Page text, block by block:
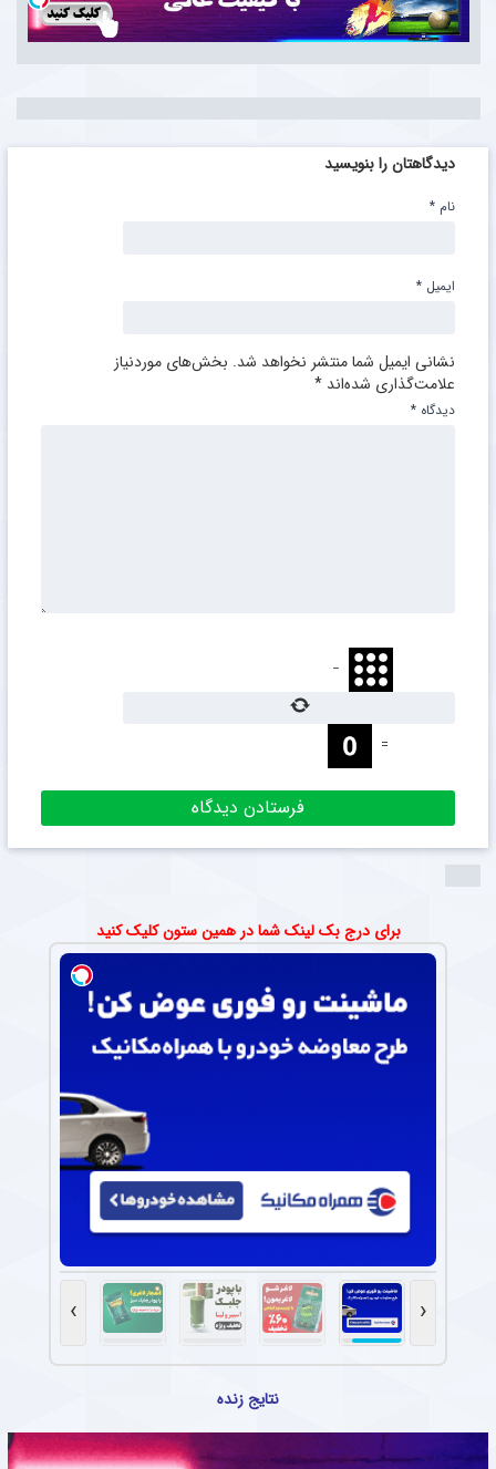
دیدگاهتان را بنویسید
نشانی ایمیل شما منتشر نخواهد شد. بخش‌های موردنیاز
علامت‌گذاری شده‌اند *
دیدگاه *
نام *
ایمیل *
−
=
برای درج بک لینک شما در همین ستون کلیک کنید
‹
›
نتایج زنده